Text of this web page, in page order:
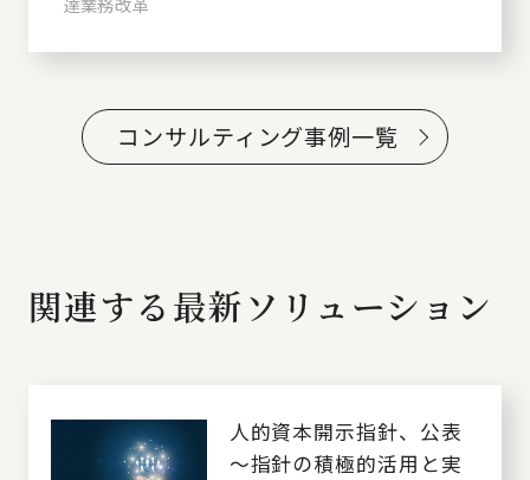
コンサルティング事例一覧
関連する最新ソリューション
人的資本開示指針、公表
～指針の積極的活用と実